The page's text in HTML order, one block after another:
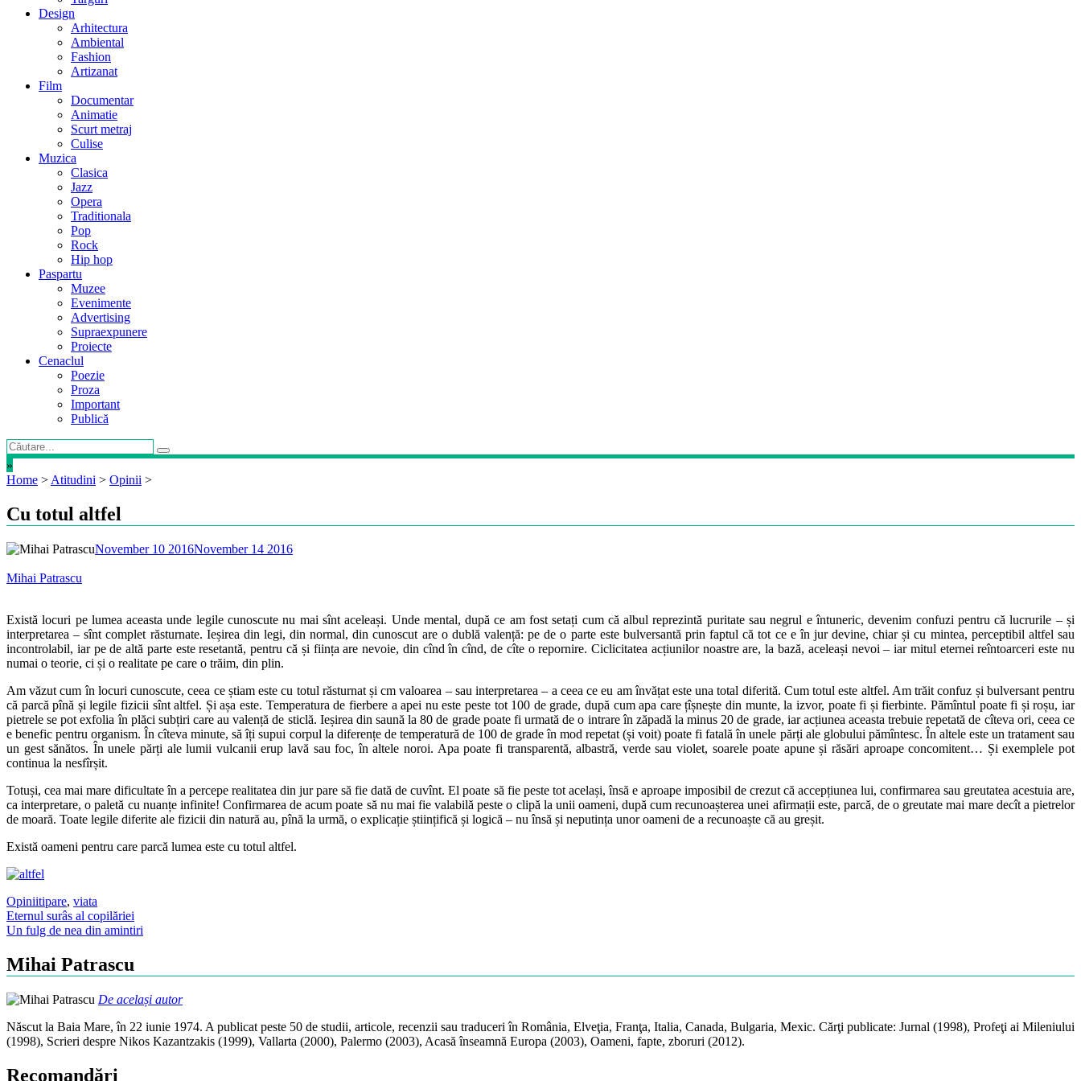
Design
Arhitectura
Ambiental
Fashion
Artizanat
Film
Documentar
Animatie
Scurt metraj
Culise
Muzica
Clasica
Jazz
Opera
Traditionala
Pop
Rock
Hip hop
Paspartu
Muzee
Evenimente
Advertising
Supraexpunere
Proiecte
Cenaclul
Poezie
Proza
Important
Publică
»
Home > Atitudini > Opinii >
Cu totul altfel
November 10 2016November 14 2016
Mihai Patrascu
Există locuri pe lumea aceasta unde legile cunoscute nu mai sînt aceleași. Unde mental, după ce am fost setați cum că albul reprezintă puritate sau negrul e întuneric, devenim confuzi pentru că lucrurile – și
interpretarea – sînt complet răsturnate. Ieșirea din legi, din normal, din cunoscut are o dublă valență: pe de o parte este bulversantă prin faptul că tot ce e în jur devine, chiar și cu mintea, perceptibil altfel sau
incontrolabil, iar pe de altă parte este resetantă, pentru că și ființa are nevoie, din cînd în cînd, de cîte o repornire. Ciclicitatea acțiunilor noastre are, la bază, aceleași nevoi – iar mitul eternei reîntoarceri este nu
numai o teorie, ci și o realitate pe care o trăim, din plin.
Am văzut cum în locuri cunoscute, ceea ce știam este cu totul răsturnat și cm valoarea – sau interpretarea – a ceea ce eu am învățat este una total diferită. Cum totul este altfel. Am trăit confuz și bulversant pentru
că parcă pînă și legile fizicii sînt altfel. Și așa este. Temperatura de fierbere a apei nu este peste tot 100 de grade, după cum apa care țîșnește din munte, la izvor, poate fi și fierbinte. Pămîntul poate fi și roșu, iar
pietrele se pot exfolia în plăci subțiri care au valență de sticlă. Ieșirea din saună la 80 de grade poate fi urmată de o intrare în zăpadă la minus 20 de grade, iar acțiunea aceasta trebuie repetată de cîteva ori, ceea ce
e benefic pentru organism. În cîteva minute, să îți supui corpul la diferențe de temperatură de 100 de grade în mod repetat (și voit) poate fi fatală în unele părți ale globului pămîntesc. În altele este un tratament sau
un gest sănătos. În unele părți ale lumii vulcanii erup lavă sau foc, în altele noroi. Apa poate fi transparentă, albastră, verde sau violet, soarele poate apune și răsări aproape concomitent… Și exemplele pot
continua la nesfîrșit.
Totuși, cea mai mare dificultate în a percepe realitatea din jur pare să fie dată de cuvînt. El poate să fie peste tot același, însă e aproape imposibil de crezut că accepțiunea lui, confirmarea sau greutatea acestuia are,
ca interpretare, o paletă cu nuanțe infinite! Confirmarea de acum poate să nu mai fie valabilă peste o clipă la unii oameni, după cum recunoașterea unei afirmații este, parcă, de o greutate mai mare decît a pietrelor
de moară. Toate legile diferite ale fizicii din natură au, pînă la urmă, o explicație științifică și logică – nu însă și neputința unor oameni de a recunoaște că au greșit.
Există oameni pentru care parcă lumea este cu totul altfel.
Opiniitipare, viata
Post
navigation
Eternul surâs al copilăriei
Un fulg de nea din amintiri
Mihai Patrascu
De același autor
Născut la Baia Mare, în 22 iunie 1974. A publicat peste 50 de studii, articole, recenzii sau traduceri în România, Elveţia, Franţa, Italia, Canada, Bulgaria, Mexic. Cărţi publicate: Jurnal (1998), Profeţi ai Mileniului
(1998), Scrieri despre Nikos Kazantzakis (1999), Vallarta (2000), Palermo (2003), Acasă înseamnă Europa (2003), Oameni, fapte, zboruri (2012).
Recomandări